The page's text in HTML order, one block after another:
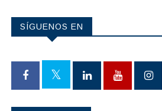
SÍGUENOS EN